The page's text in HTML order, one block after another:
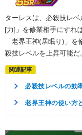
ターレスは、必殺技レ
[力]」を修業相手にすれ
「老界王神(居眠り)」
殺技レベルを上昇可能だ
必殺技レベルの効
老界王神の使い方